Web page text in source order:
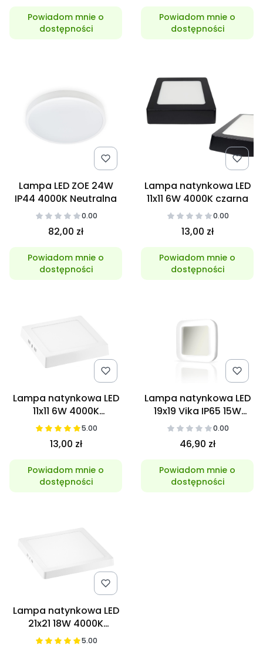
Powiadom mnie o
dostępności
Powiadom mnie o
dostępności
Lampa LED ZOE 24W
IP44 4000K Neutralna
0.00
82,00 zł
Powiadom mnie o
dostępności
Lampa natynkowa LED
11x11 6W 4000K czarna
0.00
13,00 zł
Powiadom mnie o
dostępności
Lampa natynkowa LED
11x11 6W 4000K
Neutralna5.00
13,00 zł
Powiadom mnie o
dostępności
Lampa natynkowa LED
19x19 Vika IP65 15W
5000K0.00
46,90 zł
Powiadom mnie o
dostępności
Lampa natynkowa LED
21x21 18W 4000K
Neutralna5.00